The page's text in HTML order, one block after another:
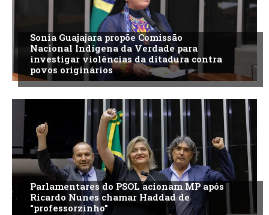
Sonia Guajajara propõe Comissão
Nacional Indígena da Verdade para
investigar violências da ditadura contra
povos originários
Parlamentares do PSOL acionam MP após
Ricardo Nunes chamar Haddad de
“professorzinho”